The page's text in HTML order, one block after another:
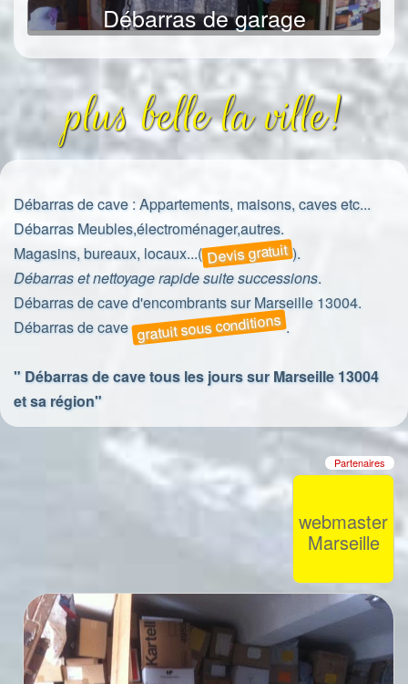
Débarras de garage
plus belle la ville!
Débarras de cave : Appartements, maisons, caves etc...
Débarras Meubles,électroménager,autres.
Magasins, bureaux, locaux...(Devis gratuit).
Débarras et nettoyage rapide suite successions.
Débarras de cave d'encombrants sur Marseille 13004.
Débarras de cavegratuit sous conditions.
" Débarras de cave tous les jours sur Marseille 13004
et sa région"
Partenaires
webmaster
Marseille